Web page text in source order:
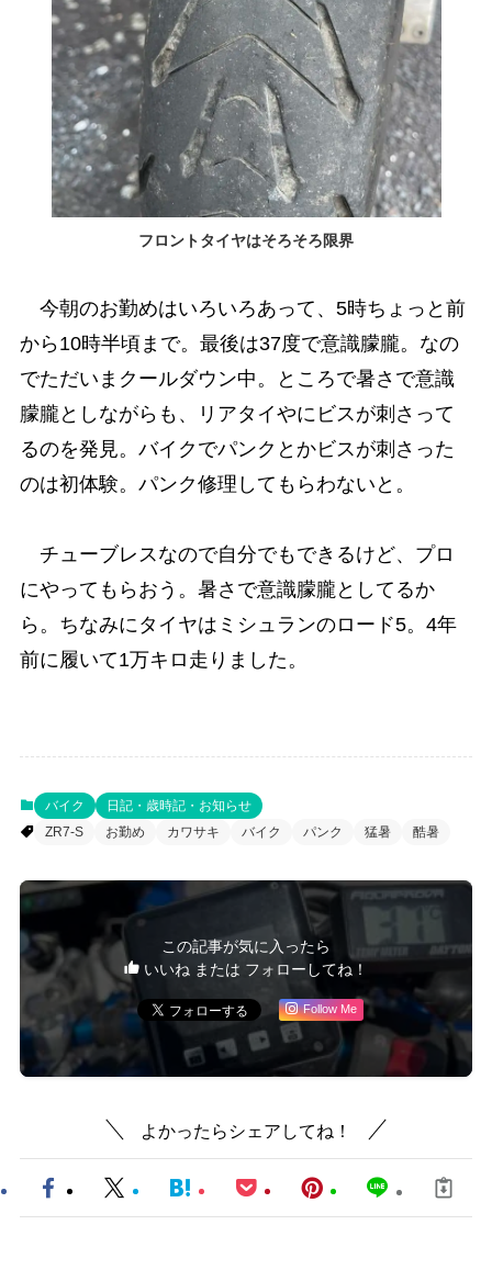
フロントタイヤはそろそろ限界
今朝のお勤めはいろいろあって、5時ちょっと前
から10時半頃まで。最後は37度で意識朦朧。なの
でただいまクールダウン中。ところで暑さで意識
朦朧としながらも、リアタイやにビスが刺さって
るのを発見。バイクでパンクとかビスが刺さった
のは初体験。パンク修理してもらわないと。
チューブレスなので自分でもできるけど、プロ
にやってもらおう。暑さで意識朦朧としてるか
ら。ちなみにタイヤはミシュランのロード5。4年
前に履いて1万キロ走りました。
バイク
日記・歳時記・お知らせ
ZR7-S
お勤め カワサキ バイク パンク 猛暑 酷暑
この記事が気に入ったら
いいね または フォローしてね！
Follow Me
よかったらシェアしてね！